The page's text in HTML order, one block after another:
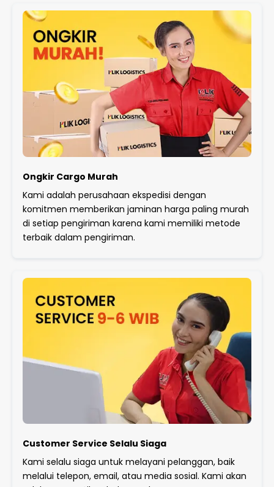
Ongkir Cargo Murah
Kami adalah perusahaan ekspedisi dengan
komitmen memberikan jaminan harga paling murah
di setiap pengiriman karena kami memiliki metode
terbaik dalam pengiriman.
Customer Service Selalu Siaga
Kami selalu siaga untuk melayani pelanggan, baik
melalui telepon, email, atau media sosial. Kami akan